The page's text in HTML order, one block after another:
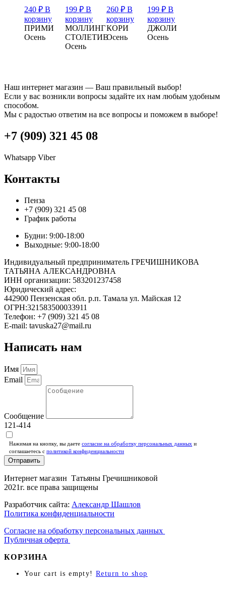
240 ₽ В
корзину
ПРИМИ
Осень
199₽ В
корзину
МОЛЛИНГ
СТОЛЕТИЕ
Осень
260 ₽ В
корзину
КОРИ
Осень
199 ₽ В
корзину
ДЖОЛИ
Осень
Наш интернет магазин — Ваш правильный выбор!
Если у вас возникли вопросы задайте их нам любым удобным
способом.
Мы с радостью ответим на все вопросы и поможем в выборе!
+7 (909) 321 45 08
Whatsapp Viber
Контакты
Пенза
+7 (909) 321 45 08
График работы
Будни: 9:00-18:00
Выходные: 9:00-18:00
Индивидуальный предприниматель ГРЕЧИШНИКОВА
ТАТЬЯНА АЛЕКСАНДРОВНА
ИНН организации: 583201237458
Юридический адрес:
442900 Пензенская обл. р.п. Тамала ул. Майская 12
ОГРН:321583500033911
Телефон: +7 (909) 321 45 08
E-mail: tavuska27@mail.ru
Написать нам
Имя
Email
Сообщение
121-414
Нажимая на кнопку, вы даете согласие на обработку персональных данных и
соглашаетесь c политикой конфиденциальности
Отправить
Интернет магазин Татьяны Гречишниковой
2021г. все права защищены
Разработчик сайта: Александр Шашлов
Политика конфиденциальности
Согласие на обработку персональных данных
Публичная оферта
КОРЗИНА
Your cart is empty! Return to shop